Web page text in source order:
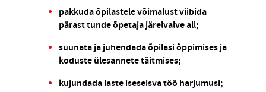
pakkuda õpilastele võimalust viibida
pärast tunde õpetaja järelvalve all;
suunata ja juhendada õpilasi õppimises ja
koduste ülesannete täitmises;
kujundada laste iseseisva töö harjumusi;